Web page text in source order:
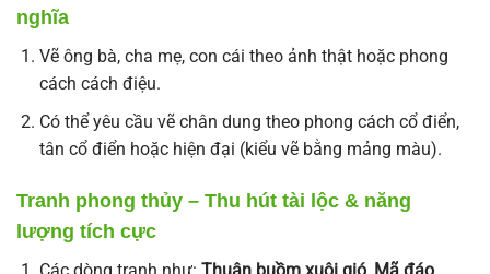
nghĩa
Vẽ ông bà, cha mẹ, con cái theo ảnh thật hoặc phong
cách cách điệu.
Có thể yêu cầu vẽ chân dung theo phong cách cổ điển,
tân cổ điển hoặc hiện đại (kiểu vẽ bằng mảng màu).
Tranh phong thủy – Thu hút tài lộc & năng
lượng tích cực
Các dòng tranh như: Thuận buồm xuôi gió, Mã đáo